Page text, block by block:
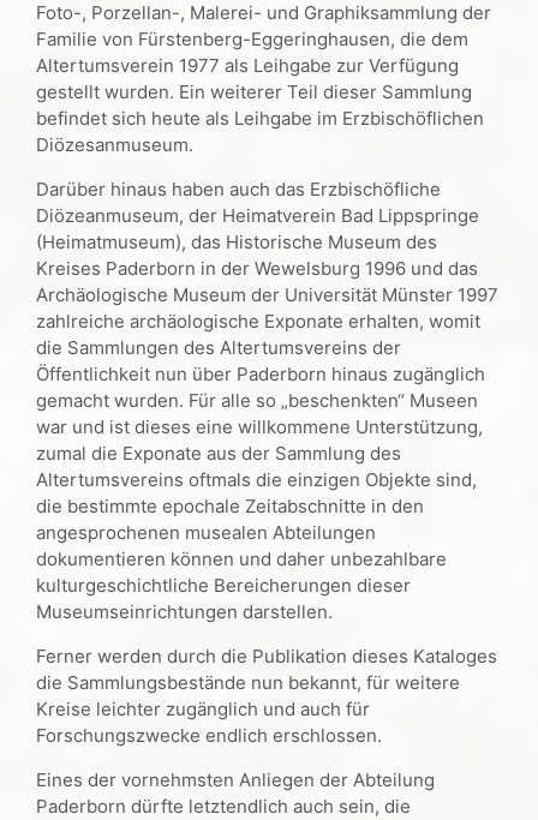
Foto-, Porzellan-, Malerei- und Graphiksammlung der
Familie von Fürstenberg-Eggeringhausen, die dem
Altertumsverein 1977 als Leihgabe zur Verfügung
gestellt wurden. Ein weiterer Teil dieser Sammlung
befindet sich heute als Leihgabe im Erzbischöflichen
Diözesanmuseum.
Darüber hinaus haben auch das Erzbischöfliche
Diözeanmuseum, der Heimatverein Bad Lippspringe
(Heimatmuseum), das Historische Museum des
Kreises Paderborn in der Wewelsburg 1996 und das
Archäologische Museum der Universität Münster 1997
zahlreiche archäologische Exponate erhalten, womit
die Sammlungen des Altertumsvereins der
Öffentlichkeit nun über Paderborn hinaus zugänglich
gemacht wurden. Für alle so „beschenkten“ Museen
war und ist dieses eine willkommene Unterstützung,
zumal die Exponate aus der Sammlung des
Altertumsvereins oftmals die einzigen Objekte sind,
die bestimmte epochale Zeitabschnitte in den
angesprochenen musealen Abteilungen
dokumentieren können und daher unbezahlbare
kulturgeschichtliche Bereicherungen dieser
Museumseinrichtungen darstellen.
Ferner werden durch die Publikation dieses Kataloges
die Sammlungsbestände nun bekannt, für weitere
Kreise leichter zugänglich und auch für
Forschungszwecke endlich erschlossen.
Eines der vornehmsten Anliegen der Abteilung
Paderborn dürfte letztendlich auch sein, die